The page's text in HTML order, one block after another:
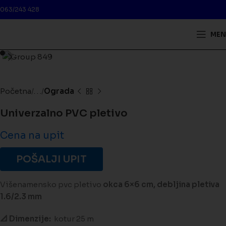
063/243 428
Početna . . . Ograda
Univerzalno PVC pletivo
Cena na upit
POŠALJI UPIT
Višenamensko pvc pletivo okca 6×6 cm, debljina pletiva
1.6/2.3 mm
📐 Dimenzije: kotur 25 m